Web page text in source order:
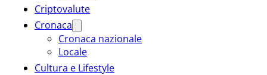
Criptovalute
Cronaca
Cronaca nazionale
Locale
Cultura e Lifestyle